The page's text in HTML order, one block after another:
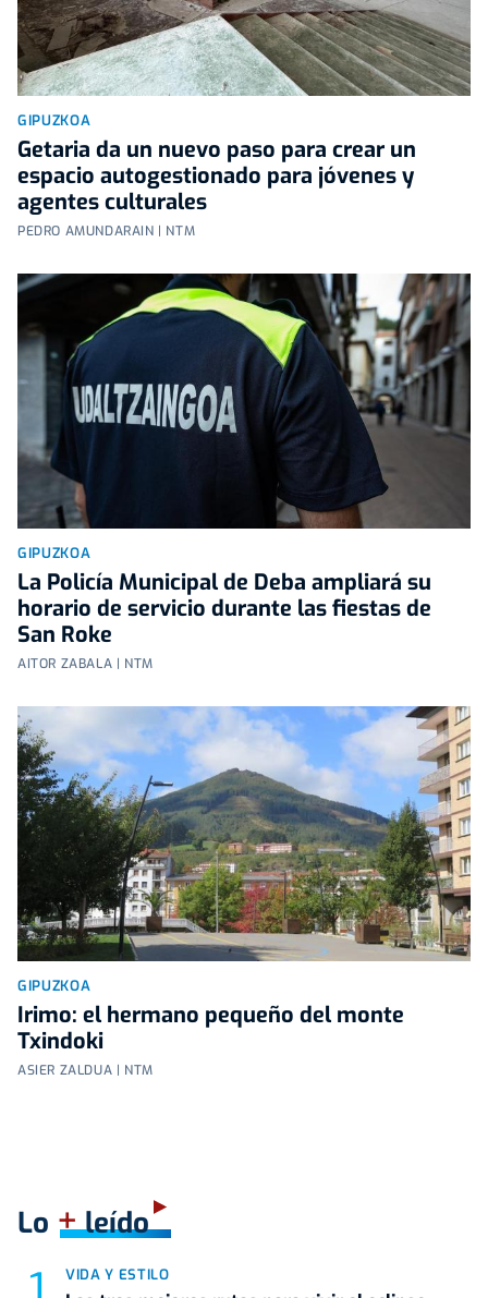
GIPUZKOA
Getaria da un nuevo paso para crear un
espacio autogestionado para jóvenes y
agentes culturales
PEDRO AMUNDARAIN | NTM
GIPUZKOA
La Policía Municipal de Deba ampliará su
horario de servicio durante las fiestas de
San Roke
AITOR ZABALA | NTM
GIPUZKOA
Irimo: el hermano pequeño del monte
Txindoki
ASIER ZALDUA | NTM
Lo +leído
VIDA Y ESTILO